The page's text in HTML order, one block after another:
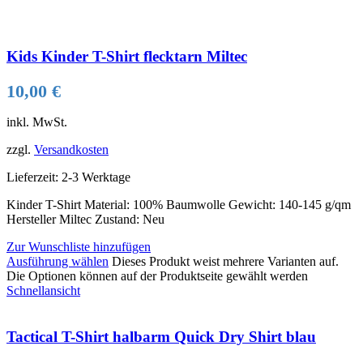
Kids Kinder T-Shirt flecktarn Miltec
10,00 €
inkl. MwSt.
zzgl. Versandkosten
Lieferzeit: 2-3 Werktage
Kinder T-Shirt Material: 100% Baumwolle Gewicht: 140-145 g/qm
Hersteller Miltec Zustand: Neu
Zur Wunschliste hinzufügen
Ausführung wählen Dieses Produkt weist mehrere Varianten auf.
Die Optionen können auf der Produktseite gewählt werden
Schnellansicht
Tactical T-Shirt halbarm Quick Dry Shirt blau